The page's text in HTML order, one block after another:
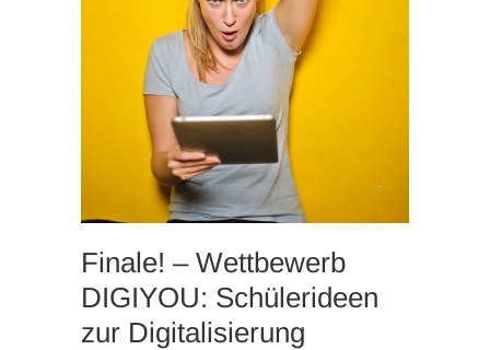
Finale! – Wettbewerb
DIGIYOU: Schülerideen
zur Digitalisierung